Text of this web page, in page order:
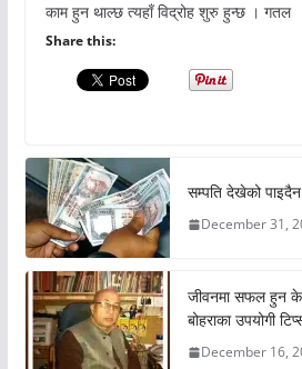
काम हुन थाल्छ त्यहाँ विद्रोह शुरु हुन्छ । गतल
Share this:
सम्पति देखेको
December 31,
जीवनमा सफल हुन के
बोहराका उपयोगी
December 16,